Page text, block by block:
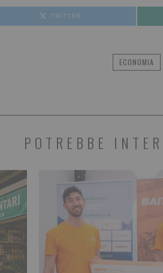
TWITTER
ECONOMIA
POTREBBE